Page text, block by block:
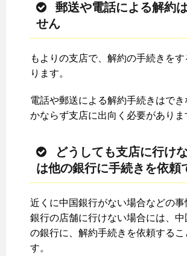
郵送や電話による解約
せん
もよりの支店で、解約の手続きを
ります。
電話や郵送による解約手続きはでき
かならず支店に出向く必要がありま
どうしても支店に行け
は他の銀行に手続きを依頼
近くに中国銀行がない場合などの事
銀行の店舗に行けない場合には、
の銀行に、解約手続きを依頼するこ
す。